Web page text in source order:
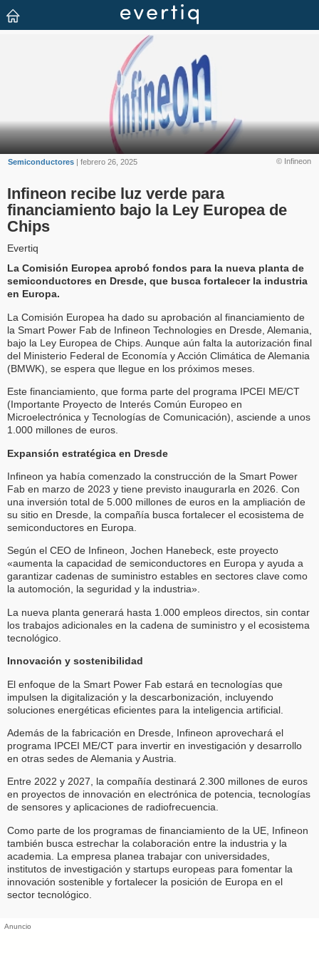
© Infineon
Semiconductores | febrero 26, 2025
Infineon recibe luz verde para
financiamiento bajo la Ley Europea de
Chips
Evertiq
La Comisión Europea aprobó fondos para la nueva planta de
semiconductores en Dresde, que busca fortalecer la industria
en Europa.
La Comisión Europea ha dado su aprobación al financiamiento de
la Smart Power Fab de Infineon Technologies en Dresde, Alemania,
bajo la Ley Europea de Chips. Aunque aún falta la autorización final
del Ministerio Federal de Economía y Acción Climática de Alemania
(BMWK), se espera que llegue en los próximos meses.
Este financiamiento, que forma parte del programa IPCEI ME/CT
(Importante Proyecto de Interés Común Europeo en
Microelectrónica y Tecnologías de Comunicación), asciende a unos
1.000 millones de euros.
Expansión estratégica en Dresde
Infineon ya había comenzado la construcción de la Smart Power
Fab en marzo de 2023 y tiene previsto inaugurarla en 2026. Con
una inversión total de 5.000 millones de euros en la ampliación de
su sitio en Dresde, la compañía busca fortalecer el ecosistema de
semiconductores en Europa.
Según el CEO de Infineon, Jochen Hanebeck, este proyecto
«aumenta la capacidad de semiconductores en Europa y ayuda a
garantizar cadenas de suministro estables en sectores clave como
la automoción, la seguridad y la industria».
La nueva planta generará hasta 1.000 empleos directos, sin contar
los trabajos adicionales en la cadena de suministro y el ecosistema
tecnológico.
Innovación y sostenibilidad
El enfoque de la Smart Power Fab estará en tecnologías que
impulsen la digitalización y la descarbonización, incluyendo
soluciones energéticas eficientes para la inteligencia artificial.
Además de la fabricación en Dresde, Infineon aprovechará el
programa IPCEI ME/CT para invertir en investigación y desarrollo
en otras sedes de Alemania y Austria.
Entre 2022 y 2027, la compañía destinará 2.300 millones de euros
en proyectos de innovación en electrónica de potencia, tecnologías
de sensores y aplicaciones de radiofrecuencia.
Como parte de los programas de financiamiento de la UE, Infineon
también busca estrechar la colaboración entre la industria y la
academia. La empresa planea trabajar con universidades,
institutos de investigación y startups europeas para fomentar la
innovación sostenible y fortalecer la posición de Europa en el
sector tecnológico.
Anuncio